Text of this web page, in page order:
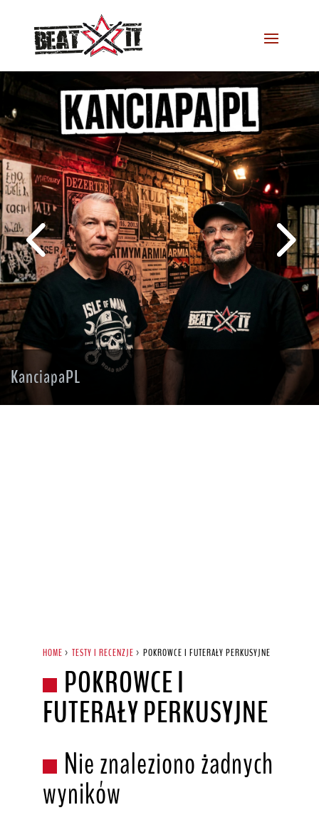
KanciapaPL
HOME > TESTY I RECENZJE > POKROWCE I FUTERAŁY PERKUSYJNE
POKROWCE I
FUTERAŁY PERKUSYJNE
Nie znaleziono żadnych
wyników